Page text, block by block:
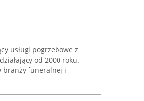
usługi pogrzebowe z
od 2000 roku.
branży funeralnej i